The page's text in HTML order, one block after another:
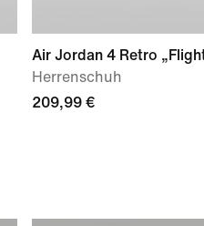
Air Jordan 4 Retro
Herrenschuh
209,99 €